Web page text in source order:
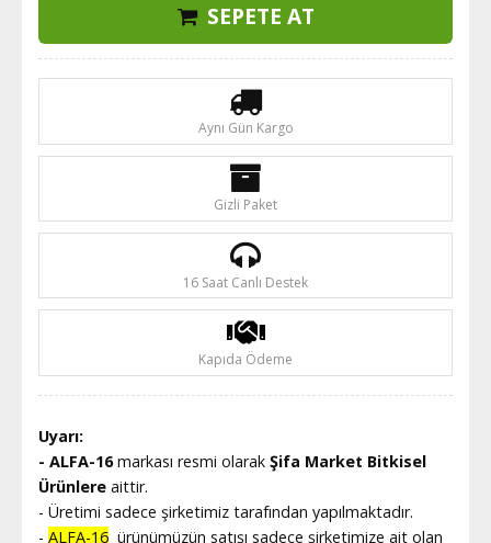
SEPETE AT
Aynı Gün Kargo
Gizli Paket
16 Saat Canlı Destek
Kapıda Ödeme
Uyarı:
- ALFA-16markası resmi olarak Şifa Market Bitkisel
Ürünlere aittir.
- Üretimi sadece şirketimiz tarafından yapılmaktadır.
- ALFA-16 ürünümüzün satışı sadece şirketimize ait olan